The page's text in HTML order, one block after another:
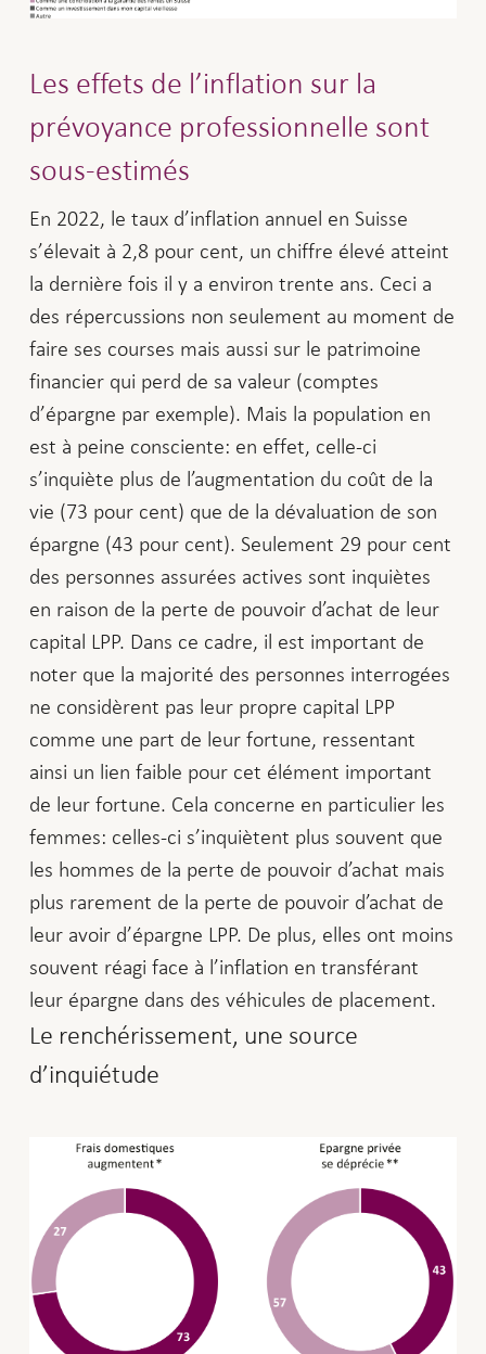
Les effets de l’inflation sur la
prévoyance professionnelle sont
sous-estimés
En 2022, le taux d’inflation annuel en Suisse
s’élevait à 2,8 pour cent, un chiffre élevé atteint
la dernière fois il y a environ trente ans. Ceci a
des répercussions non seulement au moment de
faire ses courses mais aussi sur le patrimoine
financier qui perd de sa valeur (comptes
d’épargne par exemple). Mais la population en
est à peine consciente: en effet, celle-ci
s’inquiète plus de l’augmentation du coût de la
vie (73 pour cent) que de la dévaluation de son
épargne (43 pour cent). Seulement 29 pour cent
des personnes assurées actives sont inquiètes
en raison de la perte de pouvoir d’achat de leur
capital LPP. Dans ce cadre, il est important de
noter que la majorité des personnes interrogées
ne considèrent pas leur propre capital LPP
comme une part de leur fortune, ressentant
ainsi un lien faible pour cet élément important
de leur fortune. Cela concerne en particulier les
femmes: celles-ci s’inquiètent plus souvent que
les hommes de la perte de pouvoir d’achat mais
plus rarement de la perte de pouvoir d’achat de
leur avoir d’épargne LPP. De plus, elles ont moins
souvent réagi face à l’inflation en transférant
leur épargne dans des véhicules de placement.
Le renchérissement, une source
d’inquiétude